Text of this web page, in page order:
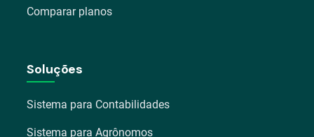
Comparar planos
Soluções
Sistema para Contabilidades
Sistema para Agrônomos